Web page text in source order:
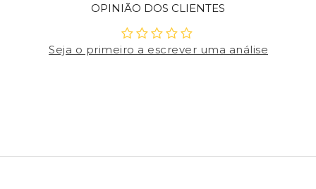
OPINIÃO DOS CLIENTES
Seja o primeiro a escrever uma análise